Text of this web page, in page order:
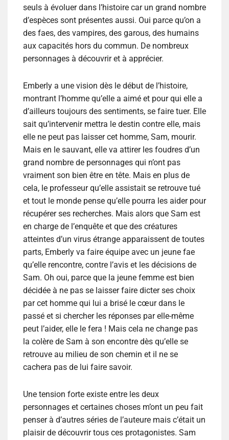
seuls à évoluer dans l’histoire car un grand nombre
d’espèces sont présentes aussi. Oui parce qu’on a
des faes, des vampires, des garous, des humains
aux capacités hors du commun. De nombreux
personnages à découvrir et à apprécier.
Emberly a une vision dès le début de l’histoire,
montrant l’homme qu’elle a aimé et pour qui elle a
d’ailleurs toujours des sentiments, se faire tuer. Elle
sait qu’intervenir mettra le destin contre elle, mais
elle ne peut pas laisser cet homme, Sam, mourir.
Mais en le sauvant, elle va attirer les foudres d’un
grand nombre de personnages qui n’ont pas
vraiment son bien être en tête. Mais en plus de
cela, le professeur qu’elle assistait se retrouve tué
et tout le monde pense qu’elle pourra les aider pour
récupérer ses recherches. Mais alors que Sam est
en charge de l’enquête et que des créatures
atteintes d’un virus étrange apparaissent de toutes
parts, Emberly va faire équipe avec un jeune fae
qu’elle rencontre, contre l’avis et les décisions de
Sam. Oh oui, parce que la jeune femme est bien
décidée à ne pas se laisser faire dicter ses choix
par cet homme qui lui a brisé le cœur dans le
passé et si chercher les réponses par elle-même
peut l’aider, elle le fera ! Mais cela ne change pas
la colère de Sam à son encontre dès qu’elle se
retrouve au milieu de son chemin et il ne se
cachera pas de lui faire savoir.
Une tension forte existe entre les deux
personnages et certaines choses m’ont un peu fait
penser à d’autres séries de l’auteure mais c’était un
plaisir de découvrir tous ces protagonistes. Sam